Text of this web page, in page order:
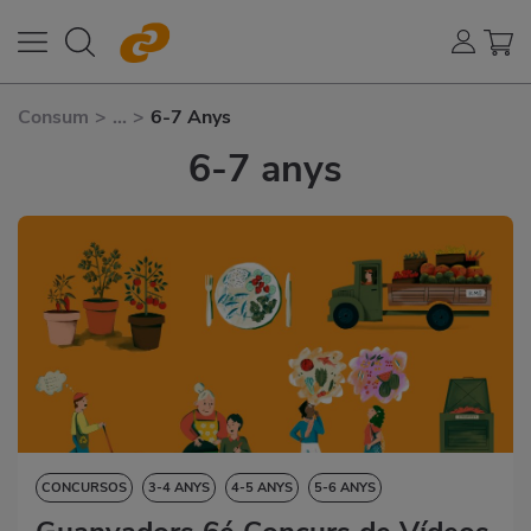
Consum > ... > 6-7 Anys
6-7 anys
CONCURSOS 3-4 ANYS 4-5 ANYS
5-6 ANYS
VORE-HO TOT
6-7 ANYS 7-8 ANYS 8-9 ANYS
9-10 ANYS